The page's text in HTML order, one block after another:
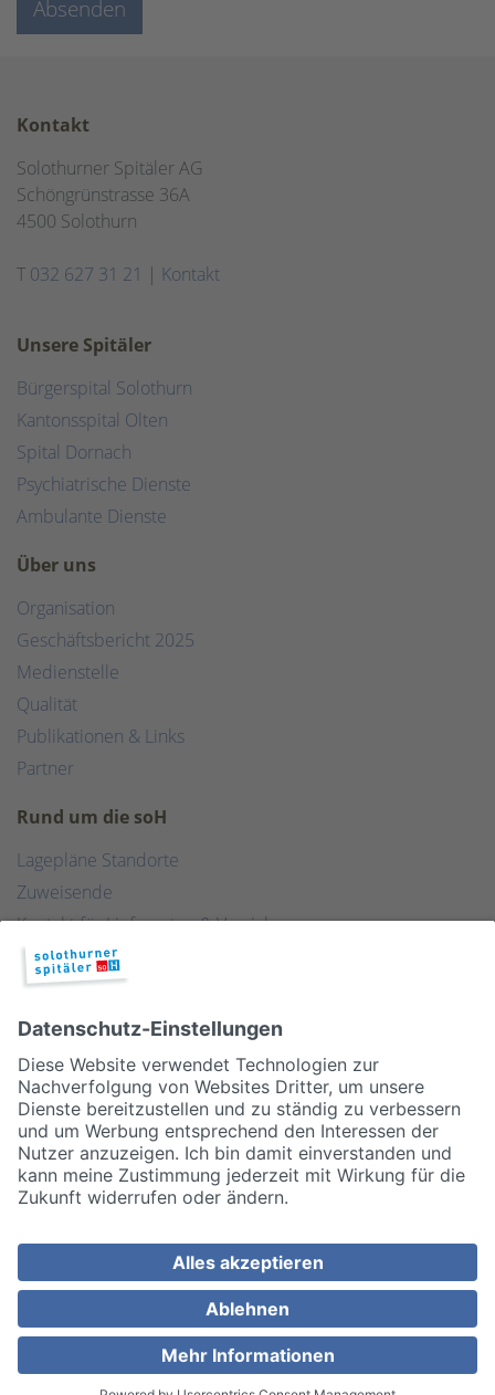
Absenden
Kontakt
Solothurner Spitäler AG
Schöngrünstrasse 36A
4500 Solothurn
T 032 627 31 21 | Kontakt
Unsere Spitäler
Bürgerspital Solothurn
Kantonsspital Olten
Spital Dornach
Psychiatrische Dienste
Ambulante Dienste
Über uns
Organisation
Geschäftsbericht 2025
Medienstelle
Qualität
Publikationen & Links
Partner
Rund um die soH
Lagepläne Standorte
Zuweisende
Kontakt für Lieferanten & Versicherungen
Zentralwäscherei
HEBSORG
Spital Club
Disclaimer/Datenschutz
Allgemeine Geschäftsbedingungen
Cookie Einstellungen
MEDIZINISCH TOP. MENSCHLICH NAH.